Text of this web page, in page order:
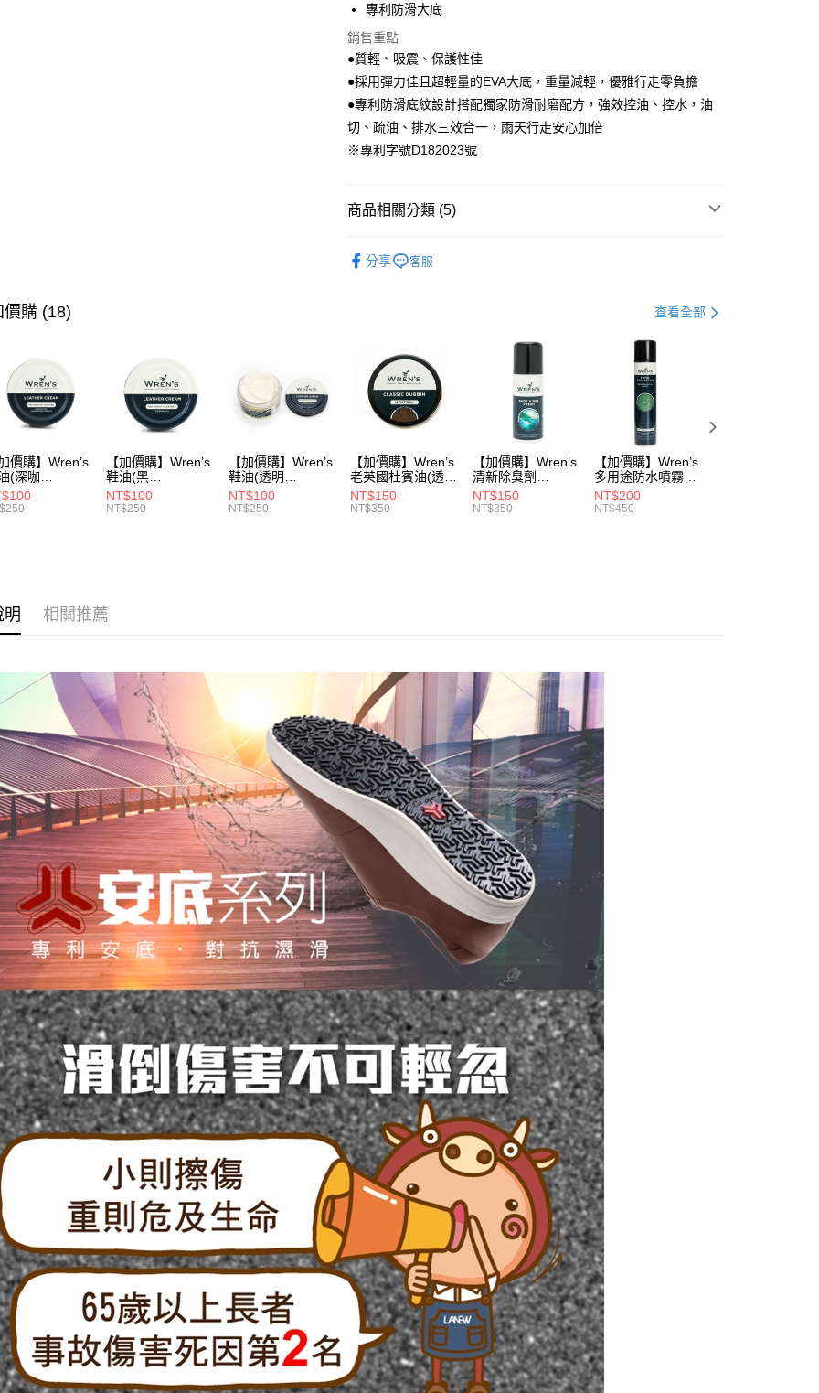
全盈+PAY
運送方式
專利防滑大底
銷售重點
●質輕、吸震、保護性佳
●採用彈力佳且超輕量的EVA大底，重量減輕，優雅行走零負擔
●專利防滑底紋設計搭配獨家防滑耐磨配方，強效控油、控水，油
切、疏油、排水三效合一，雨天行走安心加倍
※專利字號D182023號
商品相關分類 (5)
▶ 機能款式 鞋款 ▶
分享 客服
價購 (18) 查看全部
價購】Wren’s
(深咖
【加價購】Wren’s
鞋油(黑
289105130)
NT$100
NT$250
【加價購】Wren’s
鞋油(透明
289105140)
NT$100
NT$250
【加價購】Wren’s
老英國杜賓油(透明
289105440)
NT$150
NT$350
【加價購】Wren’s
清新除臭劑
(289105540)
NT$150
NT$350
【加價購】Wren’s
多用途防水噴霧
(289105640)
NT$200
NT$450
明 相關推薦